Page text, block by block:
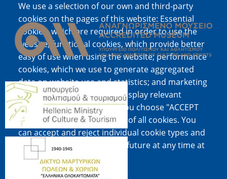
We use a selection of our own and third-party
cookies on the pages of this website: Essential
cookies, which are required in order to use the
website; functional cookies, which provide better
easy of use when using the website; performance
cookies, which we use to generate aggregated
data on website use and statistics; and marketing
cookies, which are used to display relevant
content and advertising. If you choose "ACCEPT
ALL", you consent to the use of all cookies. You
can accept and reject individual cookie types and
revoke your consent for the future at any time at
"Settings".
Cookie documentation
Image
Image
Image